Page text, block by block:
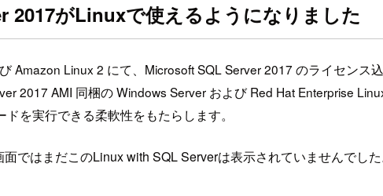
2017がLinuxで使えるようになりました
Amazon Linux 2 にて、Microsoft SQL Server 2017 のライセンス
2017 AMI 同梱の Windows Server および Red Hat Enterprise
を実行できる柔軟性をもたらします。
ではまだこのLinux with SQL Serverは表示されていませんで